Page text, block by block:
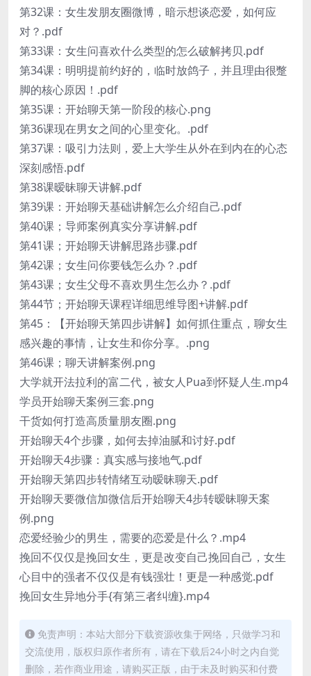
第32课：女生发朋友圈微博，暗示想谈恋爱，如何应
对？.pdf
第33课：女生问喜欢什么类型的怎么破解拷贝.pdf
第34课：明明提前约好的，临时放鸽子，并且理由很蹩
脚的核心原因！.pdf
第35课：开始聊天第一阶段的核心.png
第36课现在男女之间的心里变化。.pdf
第37课：吸引力法则，爱上大学生从外在到内在的心态
深刻感悟.pdf
第38课暧昧聊天讲解.pdf
第39课：开始聊天基础讲解怎么介绍自己.pdf
第40课；导师案例真实分享讲解.pdf
第41课；开始聊天讲解思路步骤.pdf
第42课；女生问你要钱怎么办？.pdf
第43课；女生父母不喜欢男生怎么办？.pdf
第44节；开始聊天课程详细思维导图+讲解.pdf
第45：【开始聊天第四步讲解】如何抓住重点，聊女生
感兴趣的事情，让女生和你分享。.png
第46课；聊天讲解案例.png
大学就开法拉利的富二代，被女人Pua到怀疑人生.mp4
学员开始聊天案例三套.png
干货如何打造高质量朋友圈.png
开始聊天4个步骤，如何去掉油腻和讨好.pdf
开始聊天4步骤：真实感与接地气.pdf
开始聊天第四步转情绪互动暧昧聊天.pdf
开始聊天要微信加微信后开始聊天4步转暧昧聊天案
例.png
恋爱经验少的男生，需要的恋爱是什么？.mp4
挽回不仅仅是挽回女生，更是改变自己挽回自己，女生
心目中的强者不仅仅是有钱强壮！更是一种感觉.pdf
挽回女生异地分手{有第三者纠缠}.mp4
免责声明：本站大部分下载资源收集于网络，只做学习和
交流使用，版权归原作者所有，请在下载后24小时之内自觉
删除，若作商业用途，请购买正版，由于未及时购买和付费